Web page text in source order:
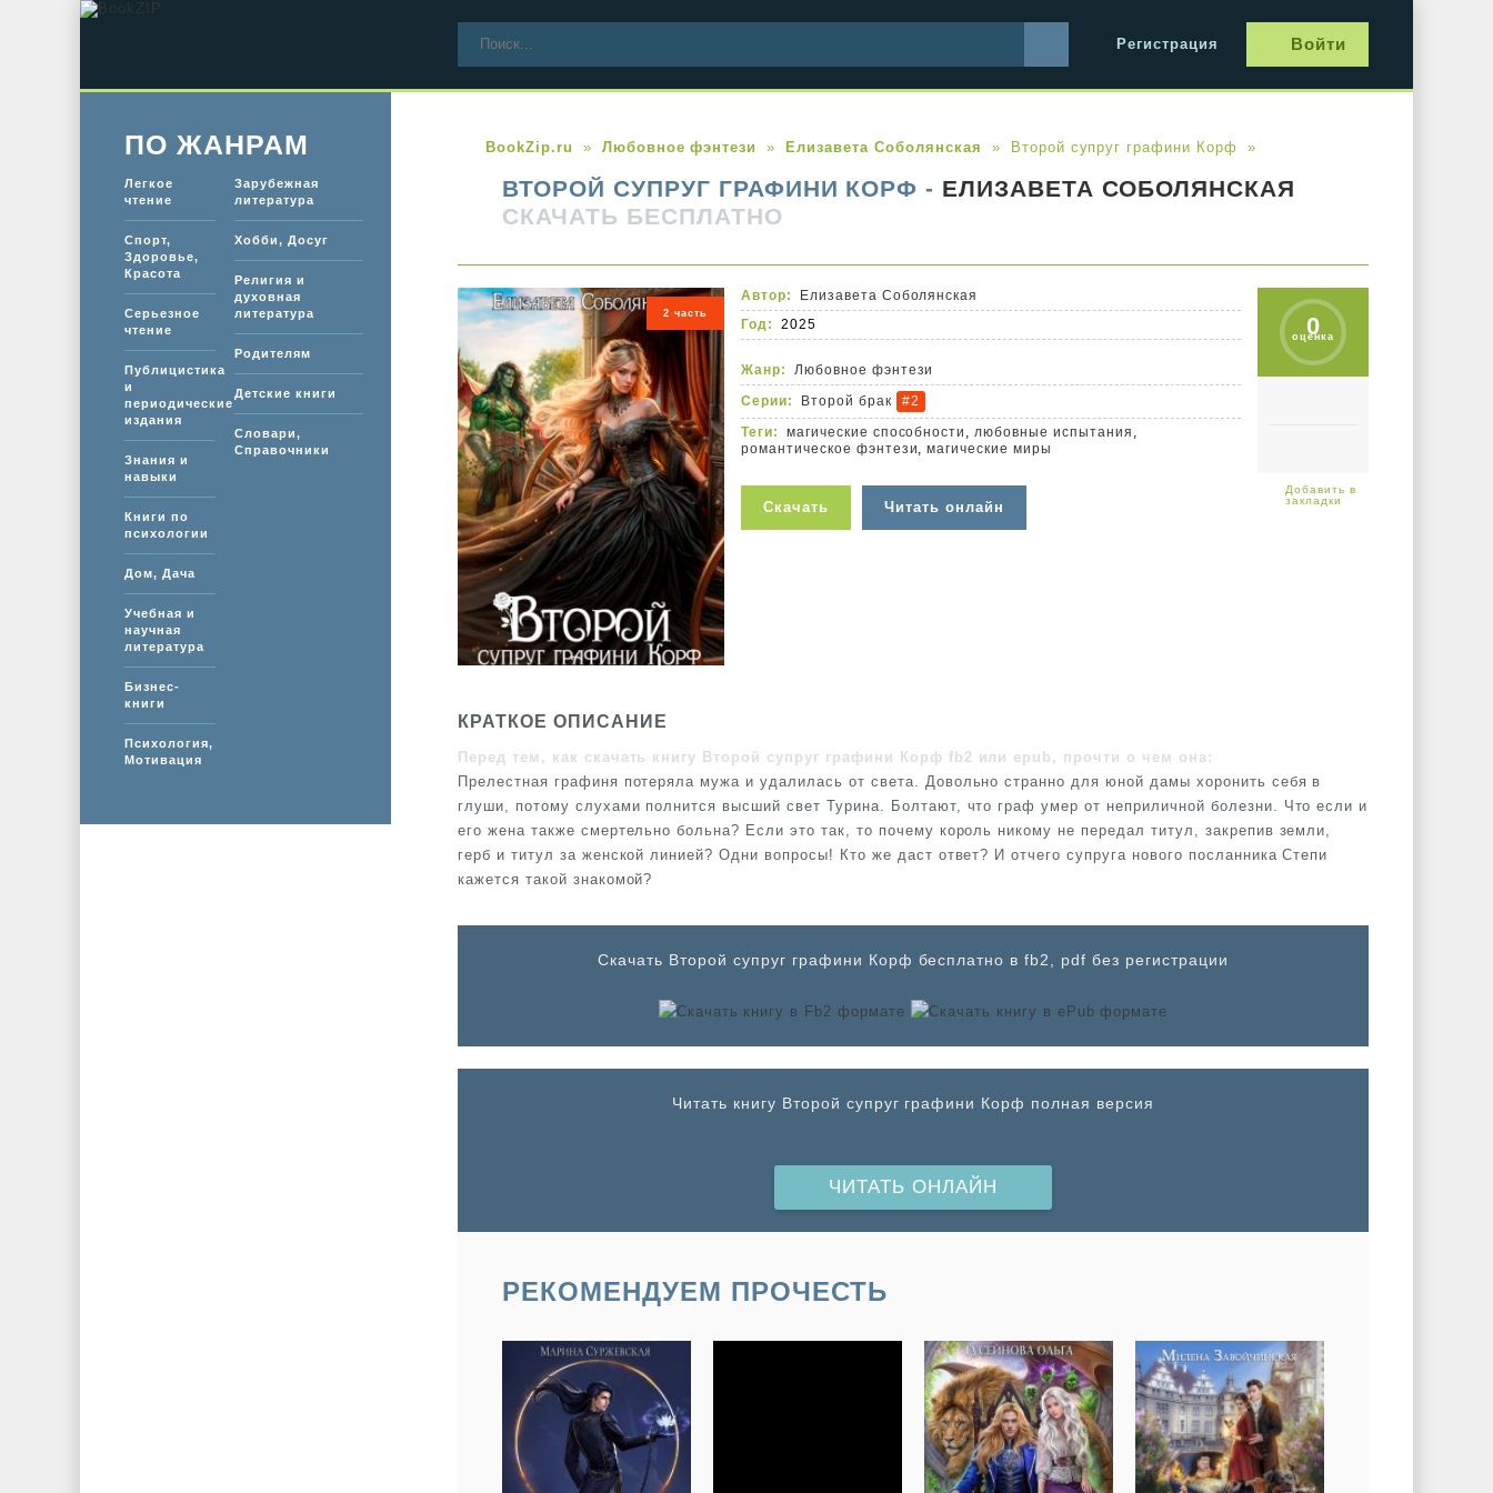
Регистрация Войти
BookZip.ru Любовное фэнтези Елизавета Соболянская Второй супруг графини Корф
ВТОРОЙ СУПРУГ ГРАФИНИ КОРФ - ЕЛИЗАВЕТА СОБОЛЯНСКАЯ
СКАЧАТЬ БЕСПЛАТНО
2 часть 0
оценка
Автор:
Елизавета Соболянская
Год:
2025
Жанр:
Любовное фэнтези
Серии:
Второй брак
#2
Теги:
магические способности ,любовные испытания ,
романтическое фэнтези,магические миры
Скачать Читать онлайн
КРАТКОЕ ОПИСАНИЕ
Перед тем, как скачать книгу Второй супруг графини Корф fb2 или epub, прочти о чем она:
Прелестная графиня потеряла мужа и удалилась от света. Довольно странно для юной дамы хоронить себя в
глуши, потому слухами полнится высший свет Турина. Болтают, что граф умер от неприличной болезни. Что если и
его жена также смертельно больна? Если это так, то почему король никому не передал титул, закрепив земли,
герб и титул за женской линией? Одни вопросы! Кто же даст ответ? И отчего супруга нового посланника Степи
кажется такой знакомой?
Cкачать Второй супруг графини Корф бесплатно в fb2, pdf без регистрации
Читать книгу Второй супруг графини Корф полная версия
ЧИТАТЬ ОНЛАЙН
РЕКОМЕНДУЕМ ПРОЧЕСТЬ
ПО ЖАНРАМ
Легкое
чтение
Спорт,
Здоровье,
Красота
Серьезное
чтение
Публицистика
и
периодические
издания
Знания и
навыки
Книги по
психологии
Дом, Дача
Учебная и
научная
литература
Бизнес-
книги
Психология,
Мотивация
Зарубежная
литература
Хобби, Досуг
Религия и
духовная
литература
Родителям
Детские книги
Словари,
Справочники